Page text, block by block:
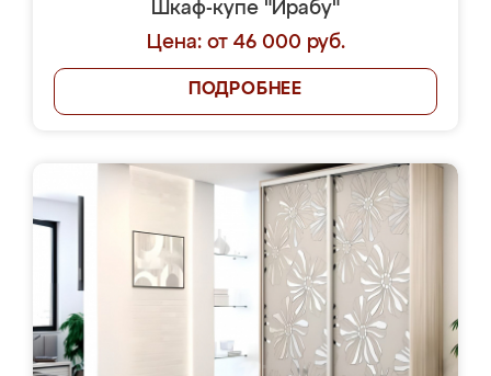
Шкаф-купе "Ирабу"
Цена: от 46 000 руб.
ПОДРОБНЕЕ